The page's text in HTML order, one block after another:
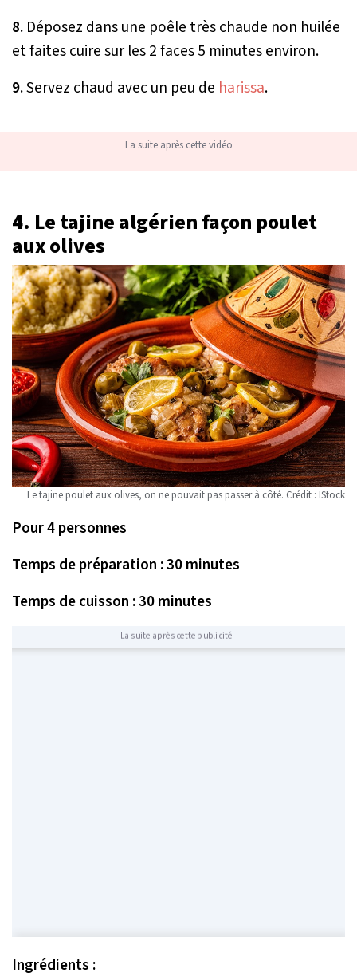
8. Déposez dans une poêle très chaude non huilée
et faites cuire sur les 2 faces 5 minutes environ.
9.Servez chaud avec un peu de harissa.
La suite après cette vidéo
4. Le tajine algérien façon poulet
aux olives
Le tajine poulet aux olives, on ne pouvait pas passer à côté. Crédit : IStock
Pour 4 personnes
Temps de préparation : 30 minutes
Temps de cuisson : 30 minutes
La suite après cette publicité
Ingrédients :